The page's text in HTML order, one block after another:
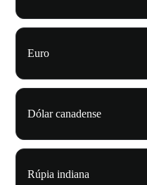
Euro
Dólar canadense
Rúpia indiana